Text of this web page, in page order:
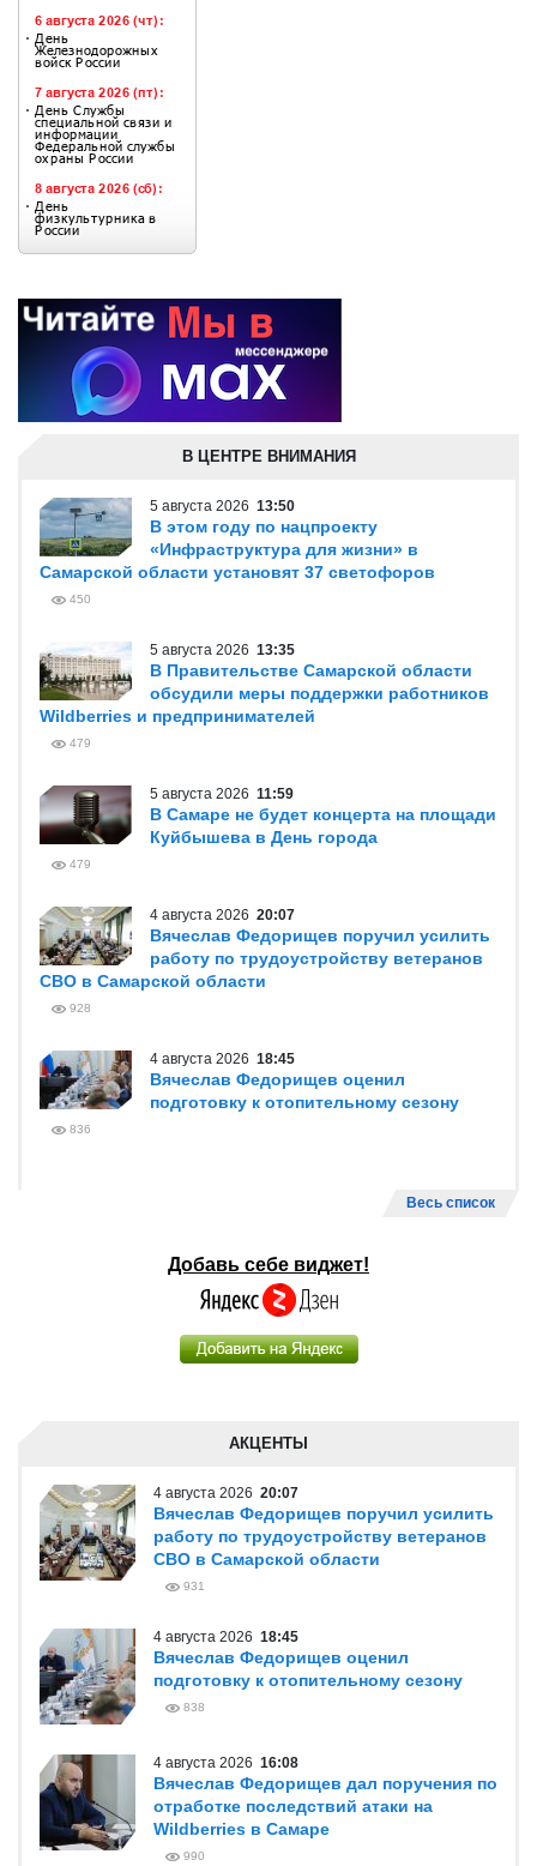
В ЦЕНТРЕ ВНИМАНИЯ
5 августа 2026 13:50
В этом году по нацпроекту
«Инфраструктура для жизни» в
Самарской области установят 37 светофоров
450
5 августа 2026 13:35
В Правительстве Самарской области
обсудили меры поддержки работников
Wildberries и предпринимателей
479
5 августа 2026 11:59
В Самаре не будет концерта на площади
Куйбышева в День города
479
4 августа 2026 20:07
Вячеслав Федорищев поручил усилить
работу по трудоустройству ветеранов
СВО в Самарской области
928
4 августа 2026 18:45
Вячеслав Федорищев оценил
подготовку к отопительному сезону
836
Весь список
Добавь себе виджет!
АКЦЕНТЫ
4 августа 2026 20:07
Вячеслав Федорищев поручил усилить
работу по трудоустройству ветеранов
СВО в Самарской области
931
4 августа 2026 18:45
Вячеслав Федорищев оценил
подготовку к отопительному сезону
838
4 августа 2026 16:08
Вячеслав Федорищев дал поручения по
отработке последствий атаки на
Wildberries в Самаре
990